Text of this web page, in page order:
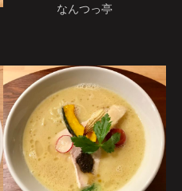
なんつっ亭